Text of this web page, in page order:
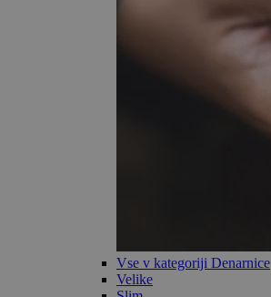
Vse v kategoriji Denarnice
Velike